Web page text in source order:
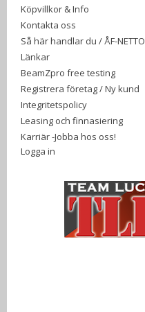
Köpvillkor & Info
Kontakta oss
Så här handlar du / ÅF-NETTO
Länkar
BeamZpro free testing
Registrera företag / Ny kund
Integritetspolicy
Leasing och finnasiering
Karriär -Jobba hos oss!
Logga in